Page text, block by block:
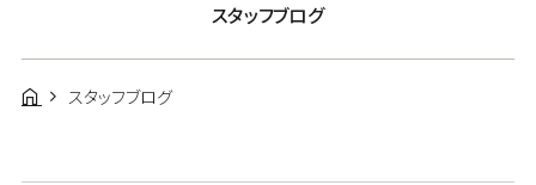
スタッフブログ
スタッフブログ